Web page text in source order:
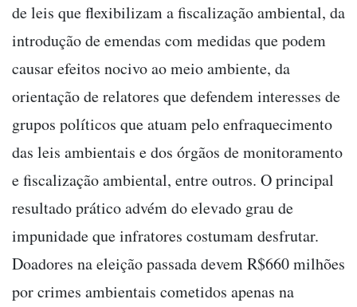
de leis que flexibilizam a fiscalização ambiental, da
introdução de emendas com medidas que podem
causar efeitos nocivo ao meio ambiente, da
orientação de relatores que defendem interesses de
grupos políticos que atuam pelo enfraquecimento
das leis ambientais e dos órgãos de monitoramento
e fiscalização ambiental, entre outros. O principal
resultado prático advém do elevado grau de
impunidade que infratores costumam desfrutar.
Doadores na eleição passada devem R$660 milhões
por crimes ambientais cometidos apenas na